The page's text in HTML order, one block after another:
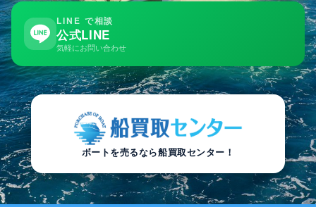
LINE で相談
公式LINE
気軽にお問い合わせ
ボートを売るなら船買取センター！